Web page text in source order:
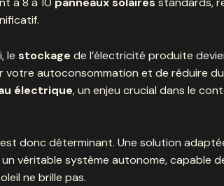
le stockage de l’électricité produite
votre autoconsommation et de réduire
électrique, un enjeu crucial dans le
est donc déterminant. Une solution
véritable système autonome, capable
ne brille pas.